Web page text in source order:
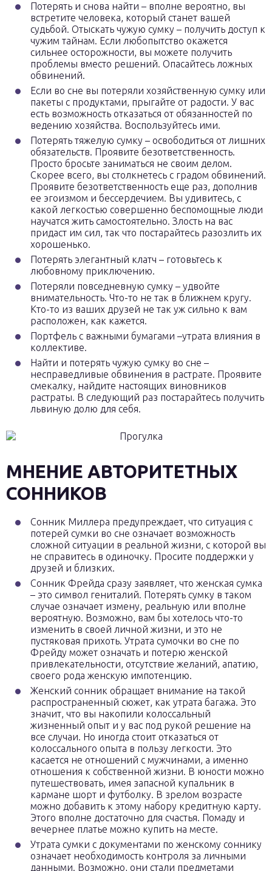
Потерять и снова найти – вполне вероятно, вы
встретите человека, который станет вашей
судьбой. Отыскать чужую сумку – получить доступ к
чужим тайнам. Если любопытство окажется
сильнее осторожности, вы можете получить
проблемы вместо решений. Опасайтесь ложных
обвинений.
Если во сне вы потеряли хозяйственную сумку или
пакеты с продуктами, прыгайте от радости. У вас
есть возможность отказаться от обязанностей по
ведению хозяйства. Воспользуйтесь ими.
Потерять тяжелую сумку – освободиться от лишних
обязательств. Проявите безответственность.
Просто бросьте заниматься не своим делом.
Скорее всего, вы столкнетесь с градом обвинений.
Проявите безответственность еще раз, дополнив
ее эгоизмом и бессердечием. Вы удивитесь, с
какой легкостью совершенно беспомощные люди
научатся жить самостоятельно. Злость на вас
придаст им сил, так что постарайтесь разозлить их
хорошенько.
Потерять элегантный клатч – готовьтесь к
любовному приключению.
Потеряли повседневную сумку – удвойте
внимательность. Что-то не так в ближнем кругу.
Кто-то из ваших друзей не так уж сильно к вам
расположен, как кажется.
Портфель с важными бумагами –утрата влияния в
коллективе.
Найти и потерять чужую сумку во сне –
несправедливые обвинения в растрате. Проявите
смекалку, найдите настоящих виновников
растраты. В следующий раз постарайтесь получить
львиную долю для себя.
МНЕНИЕ АВТОРИТЕТНЫХ
СОННИКОВ
Сонник Миллера предупреждает, что ситуация с
потерей сумки во сне означает возможность
сложной ситуации в реальной жизни, с которой вы
не справитесь в одиночку. Просите поддержки у
друзей и близких.
Сонник Фрейда сразу заявляет, что женская сумка
– это символ гениталий. Потерять сумку в таком
случае означает измену, реальную или вполне
вероятную. Возможно, вам бы хотелось что-то
изменить в своей личной жизни, и это не
пустяковая прихоть. Утрата сумочки во сне по
Фрейду может означать и потерю женской
привлекательности, отсутствие желаний, апатию,
своего рода женскую импотенцию.
Женский сонник обращает внимание на такой
распространенный сюжет, как утрата багажа. Это
значит, что вы накопили колоссальный
жизненный опыт и у вас под рукой решение на
все случаи. Но иногда стоит отказаться от
колоссального опыта в пользу легкости. Это
касается не отношений с мужчинами, а именно
отношения к собственной жизни. В юности можно
путешествовать, имея запасной купальник в
кармане шорт и футболку. В зрелом возрасте
можно добавить к этому набору кредитную карту.
Этого вполне достаточно для счастья. Помаду и
вечернее платье можно купить на месте.
Утрата сумки с документами по женскому соннику
означает необходимость контроля за личными
данными. Возможно, они стали предметами